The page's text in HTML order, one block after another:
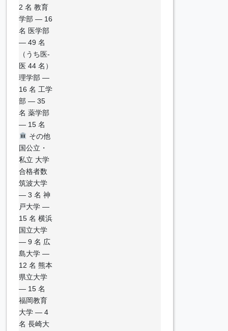
2 名 教育
学部 — 16
名 医学部
— 49 名
（うち医-
医 44 名）
理学部 —
16 名 工学
部 — 35
名 薬学部
— 15 名
その他
国公立・
私立 大学
合格者数
筑波大学
— 3 名 神
戸大学 —
15 名 横浜
国立大学
— 9 名 広
島大学 —
12 名 熊本
県立大学
— 15 名
福岡教育
大学 — 4
名 長崎大